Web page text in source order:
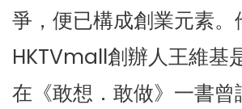
爭，便已構成創業元素。
HKTVmall創辦人王維基
在《敢想．敢做》一書曾